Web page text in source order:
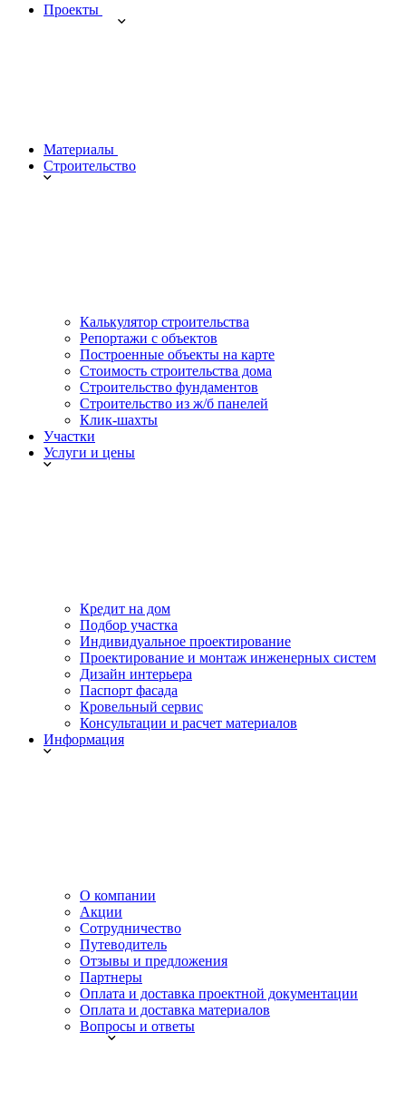
Проекты
Материалы
Строительство
Калькулятор строительства
Репортажи с объектов
Построенные объекты на карте
Стоимость строительства дома
Строительство фундаментов
Строительство из ж/б панелей
Клик-шахты
Участки
Услуги и цены
Кредит на дом
Подбор участка
Индивидуальное проектирование
Проектирование и монтаж инженерных систем
Дизайн интерьера
Паспорт фасада
Кровельный сервис
Консультации и расчет материалов
Информация
О компании
Акции
Сотрудничество
Путеводитель
Отзывы и предложения
Партнеры
Оплата и доставка проектной документации
Оплата и доставка материалов
Вопросы и ответы